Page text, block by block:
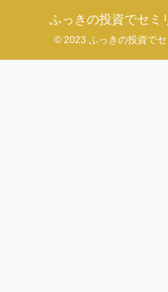
ふっきの投資でセミ
© 2023 ふっきの投資でセ